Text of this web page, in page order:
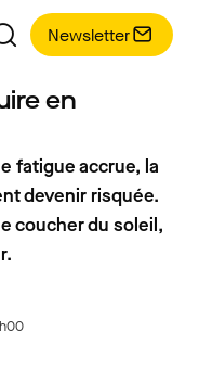
Newsletter
en
fatigue accrue, la
devenir risquée.
coucher du soleil,